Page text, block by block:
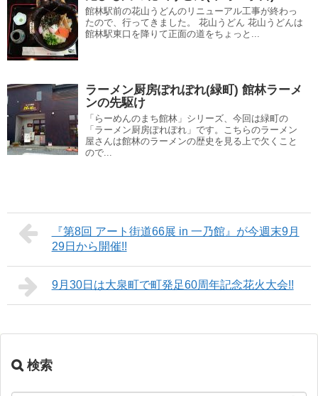
館林駅前の花山うどんのリニューアル工事が終わっ
たので、行ってきました。 花山うどん 花山うどんは
館林駅東口を降りて正面の道をちょっと...
ラーメン厨房ぽれぽれ(緑町) 館林ラーメ
ンの先駆け
「らーめんのまち館林」シリーズ、今回は緑町の
「ラーメン厨房ぽれぽれ」です。こちらのラーメン
屋さんは館林のラーメンの歴史を見る上で欠くこと
ので...
『第8回 アート街道66展 in 一乃館』が今週末9月
29日から開催!!
9月30日は大泉町で町発足60周年記念花火大会!!
検索